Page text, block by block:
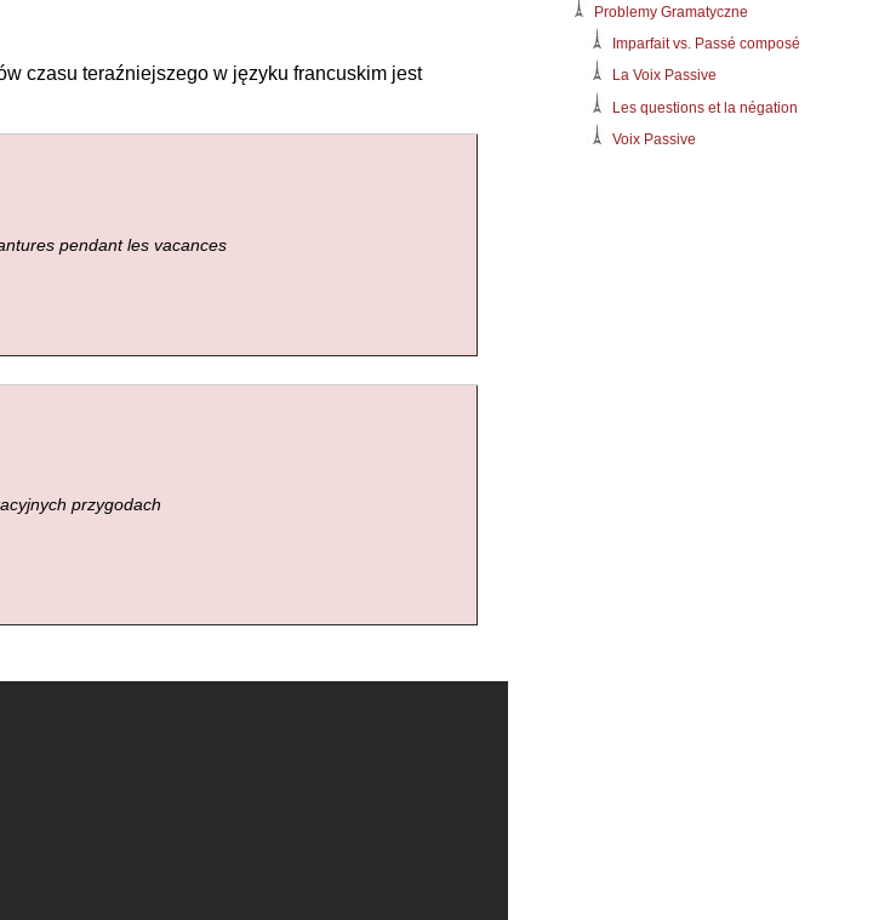
Problemy Gramatyczne
Imparfait vs. Passé composé
La Voix Passive
Les questions et la négation
Voix Passive
czasu teraźniejszego w języku francuskim jest
pendant les vacances
przygodach